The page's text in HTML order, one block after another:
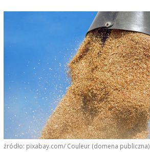
źródło: pixabay.com/ Couleur (domena publiczna)